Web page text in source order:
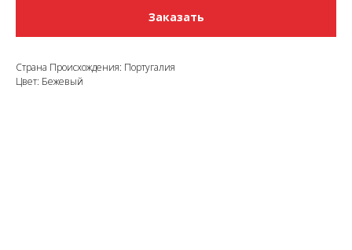
Заказать
Страна Происхождения: Португалия
Цвет: Бежевый